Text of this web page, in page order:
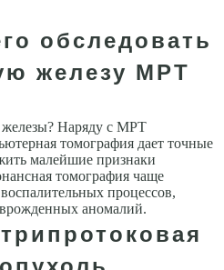
обследовать
железу МРТ
Наряду с МРТ
томография дает точные
малейшие признаки
томография чаще
процессов,
аномалий.